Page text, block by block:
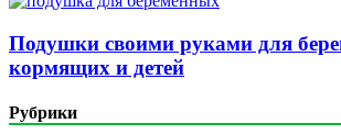
Подушки своими руками для
кормящих и детей
Рубрики